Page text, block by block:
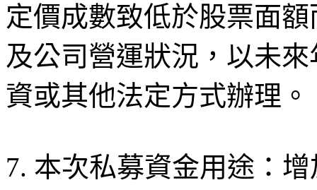
定價成數致低於股票面
及公司營運狀況，以未
資或其他法定方式辦理。
7. 本次私募資金用途：